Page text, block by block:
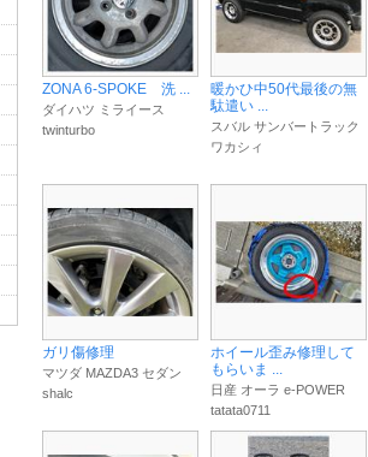
ZONA 6-SPOKE 洗 ...
ダイハツ ミライース
twinturbo
暖かひ中50代最後の無
駄遣い ...
スバル サンバートラック
ワカシィ
ガリ傷修理
マツダ MAZDA3 セダン
shalc
ホイール歪み修理して
もらいま ...
日産 オーラ e-POWER
tatata0711